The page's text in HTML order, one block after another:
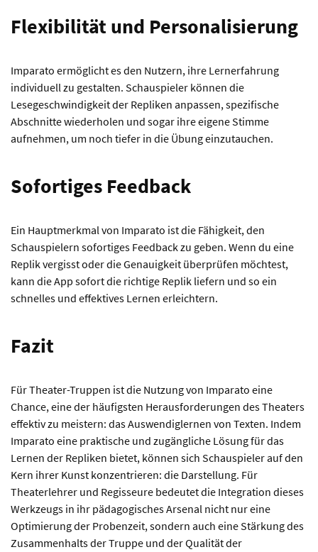
Flexibilität und Personalisierung
Imparato ermöglicht es den Nutzern, ihre Lernerfahrung
individuell zu gestalten. Schauspieler können die
Lesegeschwindigkeit der Repliken anpassen, spezifische
Abschnitte wiederholen und sogar ihre eigene Stimme
aufnehmen, um noch tiefer in die Übung einzutauchen.
Sofortiges Feedback
Ein Hauptmerkmal von Imparato ist die Fähigkeit, den
Schauspielern sofortiges Feedback zu geben. Wenn du eine
Replik vergisst oder die Genauigkeit überprüfen möchtest,
kann die App sofort die richtige Replik liefern und so ein
schnelles und effektives Lernen erleichtern.
Fazit
Für Theater-Truppen ist die Nutzung von Imparato eine
Chance, eine der häufigsten Herausforderungen des Theaters
effektiv zu meistern: das Auswendiglernen von Texten. Indem
Imparato eine praktische und zugängliche Lösung für das
Lernen der Repliken bietet, können sich Schauspieler auf den
Kern ihrer Kunst konzentrieren: die Darstellung. Für
Theaterlehrer und Regisseure bedeutet die Integration dieses
Werkzeugs in ihr pädagogisches Arsenal nicht nur eine
Optimierung der Probenzeit, sondern auch eine Stärkung des
Zusammenhalts der Truppe und der Qualität der